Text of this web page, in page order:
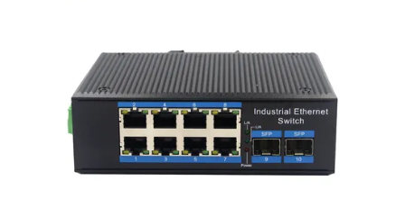
SITEMAP
DATENSCHUTZRICHTLINIE